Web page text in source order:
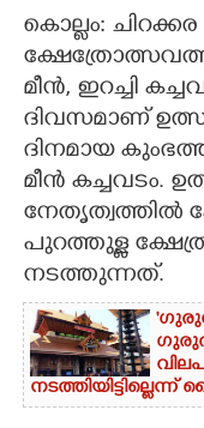
LITERATURE
ZOOM
CONTACT US
കൊല്ലം:
മീൻ, ഇറച്ചി
ദിവസമാണ്
ദിനമായ
മീൻ കച്ചവടം.
നേതൃത്വത്തിൽ
പുറത്തുള്ള
നടത്തുന്നത്.